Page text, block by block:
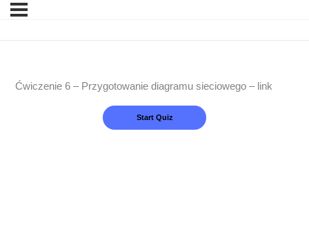
Ćwiczenie 6 – Przygotowanie diagramu sieciowego – link